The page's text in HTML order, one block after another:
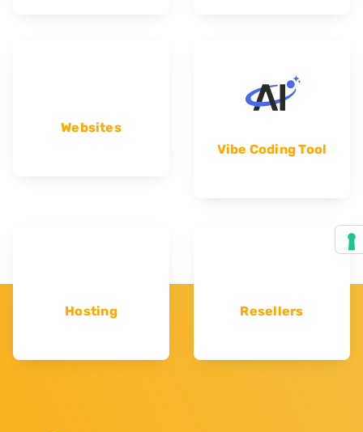
Websites
Vibe Coding Tool
Hosting Resellers